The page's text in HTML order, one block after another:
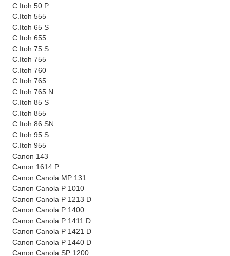
C.Itoh 50 P
C.Itoh 555
C.Itoh 65 S
C.Itoh 655
C.Itoh 75 S
C.Itoh 755
C.Itoh 760
C.Itoh 765
C.Itoh 765 N
C.Itoh 85 S
C.Itoh 855
C.Itoh 86 SN
C.Itoh 95 S
C.Itoh 955
Canon 143
Canon 1614 P
Canon Canola MP 131
Canon Canola P 1010
Canon Canola P 1213 D
Canon Canola P 1400
Canon Canola P 1411 D
Canon Canola P 1421 D
Canon Canola P 1440 D
Canon Canola SP 1200